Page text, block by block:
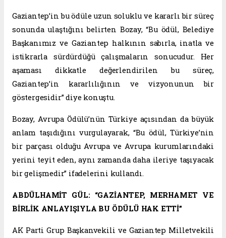
Gaziantep’in bu ödüle uzun soluklu ve kararlı bir süreç
sonunda ulaştığını belirten Bozay, “Bu ödül, Belediye
Başkanımız ve Gaziantep halkının sabırla, inatla ve
istikrarla sürdürdüğü çalışmaların sonucudur. Her
aşaması dikkatle değerlendirilen bu süreç,
Gaziantep’in kararlılığının ve vizyonunun bir
göstergesidir” diye konuştu.
Bozay, Avrupa Ödülü’nün Türkiye açısından da büyük
anlam taşıdığını vurgulayarak, “Bu ödül, Türkiye’nin
bir parçası olduğu Avrupa ve Avrupa kurumlarındaki
yerini teyit eden, aynı zamanda daha ileriye taşıyacak
bir gelişmedir” ifadelerini kullandı.
ABDÜLHAMİT GÜL: “GAZİANTEP, MERHAMET VE
BİRLİK ANLAYIŞIYLA BU ÖDÜLÜ HAK ETTİ”
AK Parti Grup Başkanvekili ve Gaziantep Milletvekili